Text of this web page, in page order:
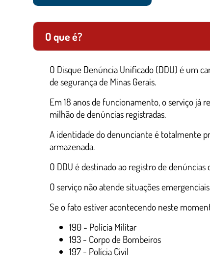
O que é?
O Disque Denúncia Unificado (DDU) é um
de segurança de Minas Gerais.
Em 18 anos de funcionamento, o serviço já
milhão de denúncias registradas.
A identidade do denunciante é totalmente
armazenada.
O DDU é destinado ao registro de
O serviço não atende situações
Se o fato estiver acontecendo neste
190 - Polícia Militar
193 - Corpo de Bombeiros
197 - Polícia Civil